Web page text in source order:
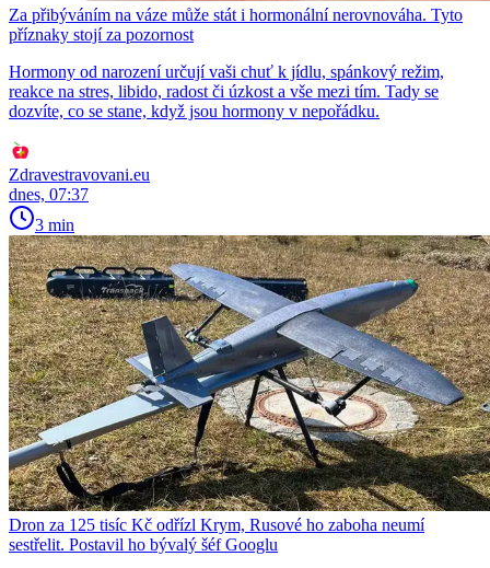
Za přibýváním na váze může stát i hormonální nerovnováha. Tyto
příznaky stojí za pozornost
Hormony od narození určují vaši chuť k jídlu, spánkový režim,
reakce na stres, libido, radost či úzkost a vše mezi tím. Tady se
dozvíte, co se stane, když jsou hormony v nepořádku.
Zdravestravovani.eu
dnes, 07:37
3 min
Dron za 125 tisíc Kč odřízl Krym, Rusové ho zaboha neumí
sestřelit. Postavil ho bývalý šéf Googlu